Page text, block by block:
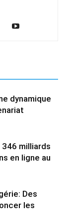
dynamique
milliards
en ligne au
Des
les